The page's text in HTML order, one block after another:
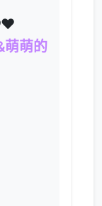
萌萌的